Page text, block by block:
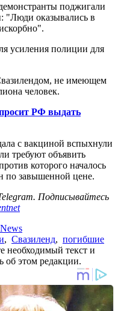
поджигали
"Люди оказывались в
усиления полиции для
не имеющем
человек.
РФ выдать
с вакциной вспыхнули
требуют объявить
которого началось
по завышенной цене.
Подписывайтесь
, Свазиленд, погибшие
необходимый текст и
об этом редакции.